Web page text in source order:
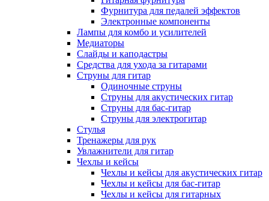
Фурнитура для педалей эффектов
Электронные компоненты
Лампы для комбо и усилителей
Медиаторы
Слайды и каподастры
Средства для ухода за гитарами
Струны для гитар
Одиночные струны
Струны для акустических гитар
Струны для бас-гитар
Струны для электрогитар
Стулья
Тренажеры для рук
Увлажнители для гитар
Чехлы и кейсы
Чехлы и кейсы для акустических гитар
Чехлы и кейсы для бас-гитар
Чехлы и кейсы для гитарных